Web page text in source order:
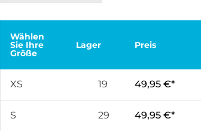
Wählen
Sie Ihre
Größe
Lager Preis
XS 19 49,95 €*
S 29 49,95 €*